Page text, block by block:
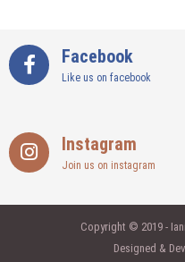
Facebook
Like us on facebook
Instagram
Join us on instagram
Copyright © 2019 -
Designed &